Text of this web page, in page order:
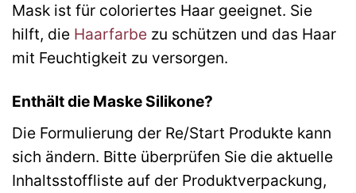
Mask ist für coloriertes Haar geeignet. Sie
hilft, die Haarfarbe zu schützen und das Haar
mit Feuchtigkeit zu versorgen.
Enthält die Maske Silikone?
Die Formulierung der Re/Start Produkte kann
sich ändern. Bitte überprüfen Sie die aktuelle
Inhaltsstoffliste auf der Produktverpackung,